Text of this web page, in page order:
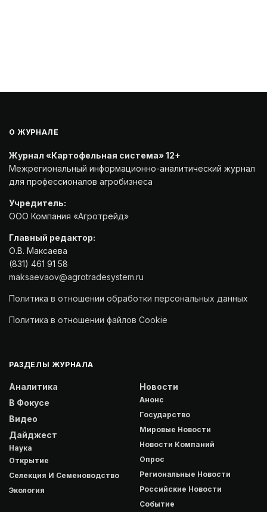
О ЖУРНАЛЕ
Журнал «Картофельная система» 12+
Межрегиональный информационно-аналитический журнал
для профессионалов агробизнеса
Учредитель:
ООО Компания «Агротрейд»
Главный редактор:
О.В. Максаева
(831) 461 91 58
maksaevaov@agrotradesystem.ru
Политика в отношении обработки персональных данных
Политика в отношении файлов Cookie
РАЗДЕЛЫ ЖУРНАЛА
Аналитика
В Фокусе
Видео
Дайджест
Наука
Открытие
Селекция И Семеноводство
Экология
Новости
Анонс
Государство
Мировые Новости
Новости Компаний
Опрос
Региональные Новости
Российские Новости
Событие